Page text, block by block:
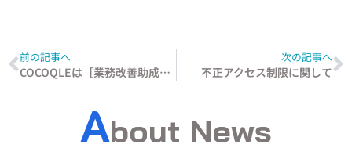
前の記事へ
COCOQLEは［業務改善助成金］でご利用頂ける業務改善・生産性向上マーケティングツールです
次の記事へ
不正アクセス制限に関して
About News